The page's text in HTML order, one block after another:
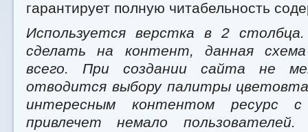
гарантирует полную читабельность
Используется верстка в 2
сделать на контент, данная
всего. При создании сайта не
отводится выбору палитры
интересным контентом ресурс с
привлечет немало